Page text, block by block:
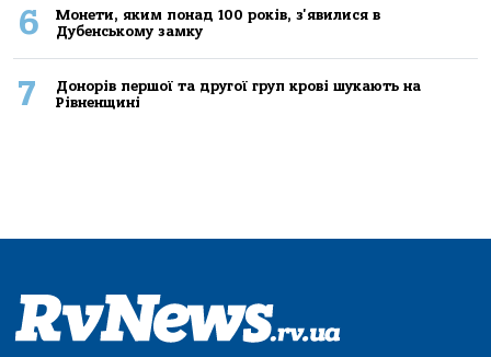
6
Монети, яким понад 100 років, з'явилися в
Дубенському замку
7
Донорів першої та другої груп крові шукають на
Рівненщині